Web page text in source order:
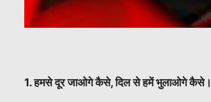
1. हमसे दूर जाओगे कैसे, दिल से हमें भुलाओगे कैसे।